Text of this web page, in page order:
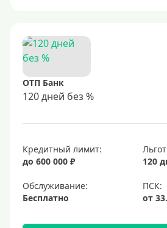
ОТП Банк
120 дней без %
Кредитный лимит:
до 600 000 ₽
120
Обслуживание:
Бесплатно